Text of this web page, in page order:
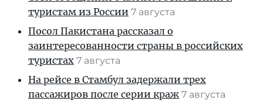
туристам из России 7 августа
Посол Пакистана рассказал о
заинтересованности страны в российских
туристах 7 августа
На рейсе в Стамбул задержали трех
пассажиров после серии краж 7 августа